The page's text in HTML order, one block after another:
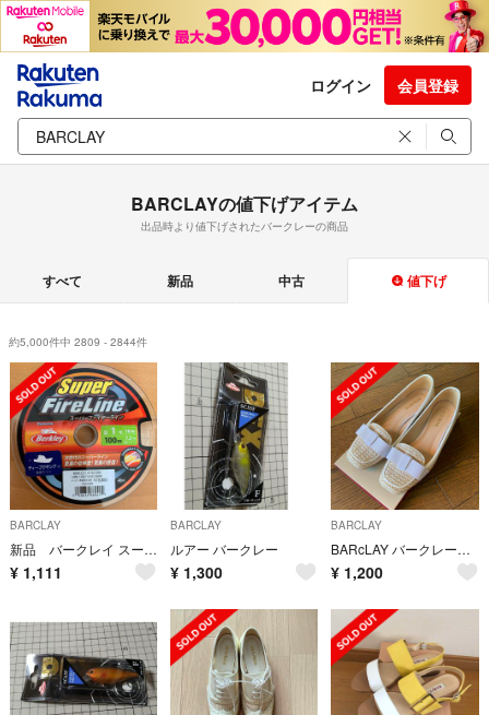
ログイン 会員登録
BARCLAYの値下げアイテム
出品時より値下げされたバークレーの商品
すべて 新品 中古 値下げ
約5,000件中 2809 - 2844件
BARCLAY
新品 バークレイ スーパーファイヤーライン 1.0号 100m PE グリーン
¥ 1,111
BARCLAY
ルアー バークレー
¥ 1,300
BARCLAY
BARcLAY バークレー パンプス 夏用 23.5cm
¥ 1,200